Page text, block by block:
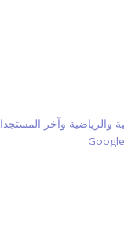
والرياضية وآخر